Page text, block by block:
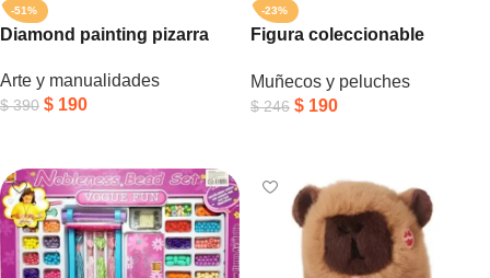
-51%
Diamond painting pizarra
Arte y manualidades
$390 $ 190
-23%
Figura coleccionable
Muñecos y peluches
$246 $ 190